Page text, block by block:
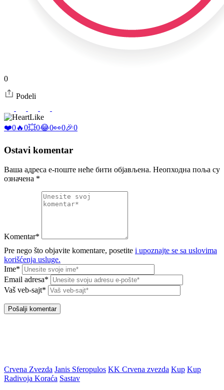
0
Podeli
Like
❤️0🔥0💥0😂0👀0🎉0
Ostavi komentar
Ваша адреса е-поште неће бити објављена. Неопходна поља су
означена *
Komentar*
Pre nego što objavite komentare, posetite i upoznajte se sa uslovima
korišćenja usluge.
Ime*
Email adresa*
Vaš veb-sajt*
Crvena Zvezda Janis Sferopulos KK Crvena zvezda Kup Kup
Radivoja Koraća Sastav